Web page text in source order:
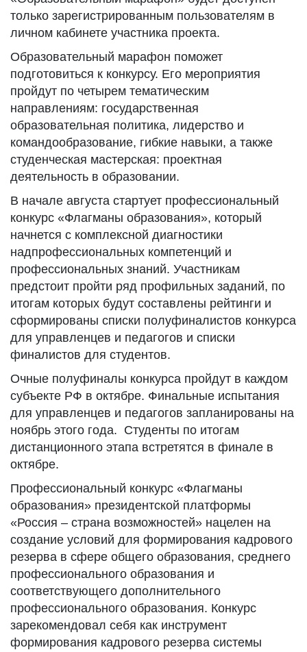
только зарегистрированным пользователям в
личном кабинете участника проекта.
Образовательный марафон поможет
подготовиться к конкурсу. Его мероприятия
пройдут по четырем тематическим
направлениям: государственная
образовательная политика, лидерство и
командообразование, гибкие навыки, а также
студенческая мастерская: проектная
деятельность в образовании.
В начале августа стартует профессиональный
конкурс «Флагманы образования», который
начнется с комплексной диагностики
надпрофессиональных компетенций и
профессиональных знаний. Участникам
предстоит пройти ряд профильных заданий, по
итогам которых будут составлены рейтинги и
сформированы списки полуфиналистов конкурса
для управленцев и педагогов и списки
финалистов для студентов.
Очные полуфиналы конкурса пройдут в каждом
субъекте РФ в октябре. Финальные испытания
для управленцев и педагогов запланированы на
ноябрь этого года. Студенты по итогам
дистанционного этапа встретятся в финале в
октябре.
Профессиональный конкурс «Флагманы
образования» президентской платформы
«Россия – страна возможностей» нацелен на
создание условий для формирования кадрового
резерва в сфере общего образования, среднего
профессионального образования и
соответствующего дополнительного
профессионального образования. Конкурс
зарекомендовал себя как инструмент
формирования кадрового резерва системы